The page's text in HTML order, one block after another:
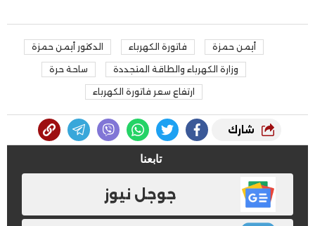
أيمن حمزة فاتورة الكهرباء الدكتور أيمن حمزة
وزارة الكهرباء والطاقة المتجددة ساحة حرة
ارتفاع سعر فاتورة الكهرباء
شارك
تابعنا
جوجل نيوز